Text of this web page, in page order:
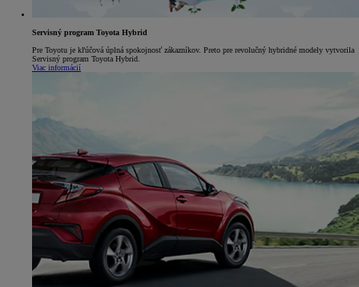
Servisný program Toyota Hybrid
Pre Toyotu je kľúčová úplná spokojnosť zákazníkov. Preto pre revolučný hybridné modely vytvorila
Servisný program Toyota Hybrid.
Viac informácií